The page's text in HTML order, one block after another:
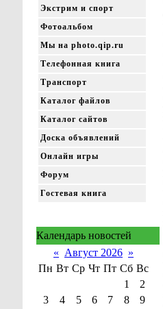
Экстрим и спорт
Фотоальбом
Мы на photo.qip.ru
Телефонная книга
Транспорт
Каталог файлов
Каталог сайтов
Доска объявлений
Онлайн игры
Форум
Гостевая книга
Календарь новостей
« Август 2026 »
Пн Вт Ср Чт Пт Сб Вс
1
2
3
4 5 6 7 8
9